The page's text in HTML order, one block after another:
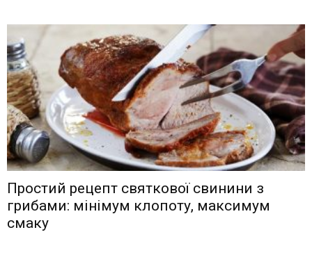
Простий рецепт святкової свинини з
грибами: мінімум клопоту, максимум
смаку